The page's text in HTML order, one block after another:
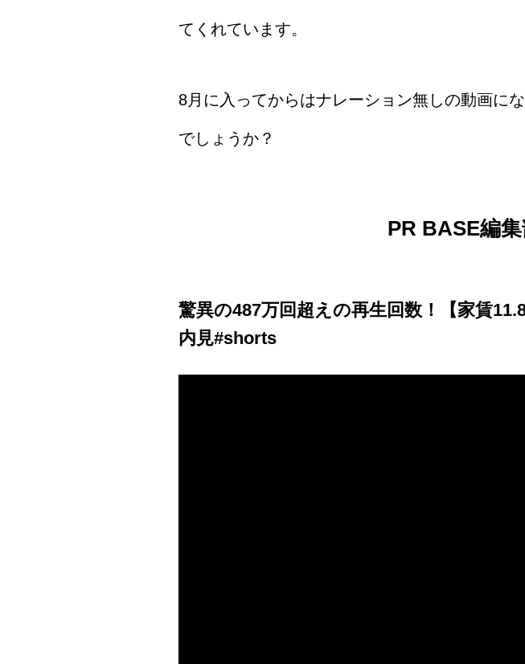
てくれています。
8月に入ってからはナレーション無しの動画に
でしょうか？
PR BASE編
驚異の487万回超えの再生回数！【家賃
内見#shorts